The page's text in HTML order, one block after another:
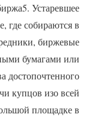
Устаревшее
где собираются в
биржевые
бумагами или
достопочтенного
купцов изо всей
площадке в